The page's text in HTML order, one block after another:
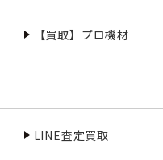
【買取】プロ機材
LINE査定買取